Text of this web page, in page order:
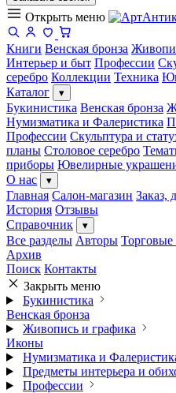
Открыть меню
Книги Венская бронза
Интерьер и быт Профессии
серебро Коллекции Техника
Каталог
▾
Букинистика Венская бронза
Нумизматика и Фалеристика
Профессии Скульптура и
планы Столовое серебро
приборы Ювелирные
О нас
▾
Главная Салон-магазин Заказ,
История Отзывы
Справочник
▾
Все разделы Авторы Торговые
Архив
Поиск Контакты
Закрыть меню
Букинистика
Венская бронза
Живопись и графика
Иконы
Нумизматика и
Предметы интерьера и
Профессии